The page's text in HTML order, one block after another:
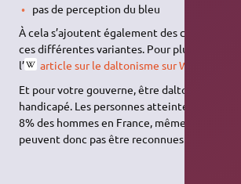
pas de perception du bleu
À cela s’ajoutent également des
ces différentes variantes. Pour plus
l’
article sur le daltonisme sur Wikipédia
Et pour votre gouverne, être daltonien ne
handicapé. Les personnes atteintes de cette
8% des hommes en France, même pas 1% de
peuvent donc pas être reconnues comme